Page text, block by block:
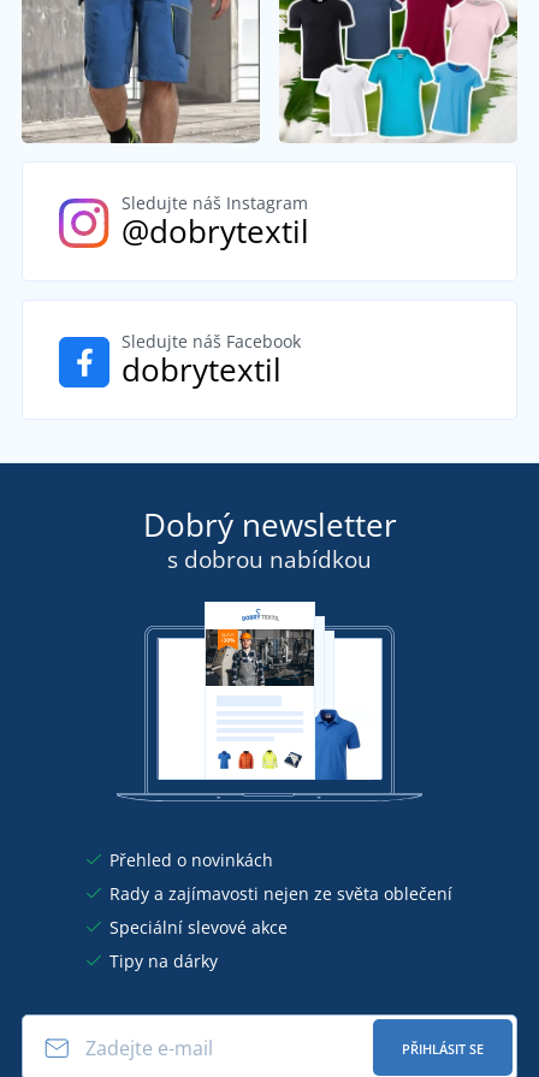
Sledujte náš Instagram
@dobrytextil
Sledujte náš Facebook
dobrytextil
Dobrý newsletter
s dobrou nabídkou
Přehled o novinkách
Rady a zajímavosti nejen ze světa oblečení
Speciální slevové akce
Tipy na dárky
PŘIHLÁSIT SE